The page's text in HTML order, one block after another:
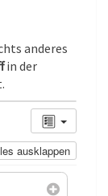
anderes
in der
ausklappen